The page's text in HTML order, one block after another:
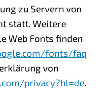
zu Servern von
statt. Weitere
Web Fonts finden
fonts/faq
von
privacy?hl=de.